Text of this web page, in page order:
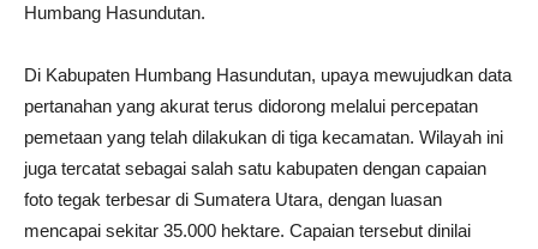
Humbang Hasundutan.
Di Kabupaten Humbang Hasundutan, upaya mewujudkan data
pertanahan yang akurat terus didorong melalui percepatan
pemetaan yang telah dilakukan di tiga kecamatan. Wilayah ini
juga tercatat sebagai salah satu kabupaten dengan capaian
foto tegak terbesar di Sumatera Utara, dengan luasan
mencapai sekitar 35.000 hektare. Capaian tersebut dinilai